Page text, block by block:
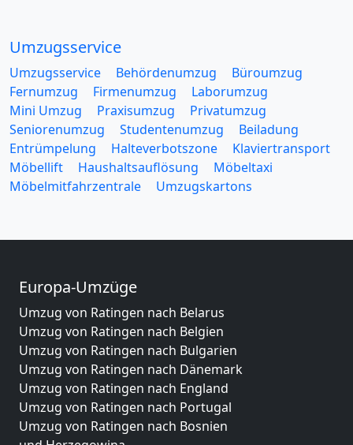
Umzugsservice
Umzugsservice Behördenumzug
Büroumzug
Fernumzug
Firmenumzug
Laborumzug
Mini Umzug
Praxisumzug
Privatumzug
Seniorenumzug
Studentenumzug
Beiladung
Entrümpelung
Halteverbotszone
Klaviertransport
Möbellift
Haushaltsauflösung
Möbeltaxi
Möbelmitfahrzentrale
Umzugskartons
Europa-Umzüge
Umzug von Ratingen nach Belarus
Umzug von Ratingen nach Belgien
Umzug von Ratingen nach Bulgarien
Umzug von Ratingen nach Dänemark
Umzug von Ratingen nach England
Umzug von Ratingen nach Portugal
Umzug von Ratingen nach Bosnien